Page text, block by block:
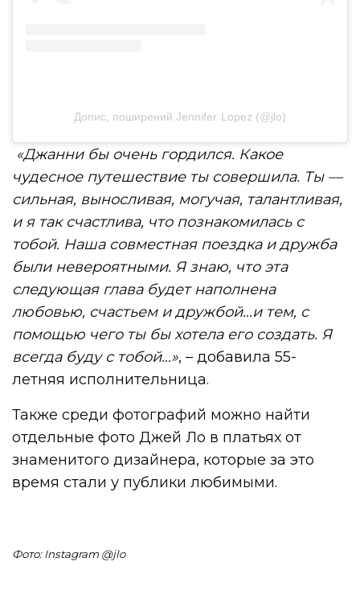
Допис, поширений Jennifer Lopez (@jlo)
«Джанни бы очень гордился. Какое
чудесное путешествие ты совершила. Ты —
сильная, выносливая, могучая, талантливая,
и я так счастлива, что познакомилась с
тобой. Наша совместная поездка и дружба
были невероятными. Я знаю, что эта
следующая глава будет наполнена
любовью, счастьем и дружбой…и тем, с
помощью чего ты бы хотела его создать. Я
всегда буду с тобой…», – добавила 55-
летняя исполнительница.
Также среди фотографий можно найти
отдельные фото Джей Ло в платьях от
знаменитого дизайнера, которые за это
время стали у публики любимыми.
Фото: Instagram @jlo